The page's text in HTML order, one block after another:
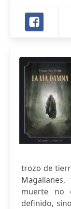
trozo de
muerte no
definido,